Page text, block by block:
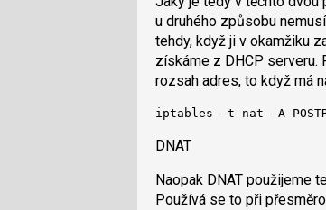
u druhého způsobu
tehdy, když ji v okamžiku
získáme z DHCP serveru.
rozsah adres, to když má
iptables -t nat -A
DNAT
Naopak DNAT použijeme
Používá se to při